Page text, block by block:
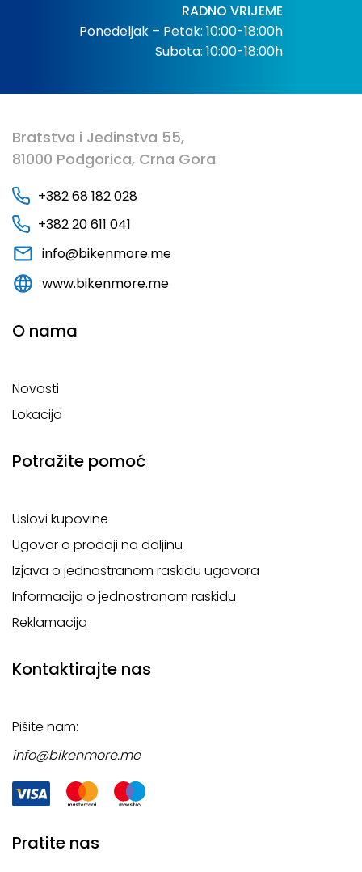
RADNO VRIJEME
Ponedeljak – Petak: 10:00-18:00h
Subota: 10:00-18:00h
Bratstva i Jedinstva 55,
81000 Podgorica, Crna Gora
+382 68 182 028
+382 20 611 041
info@bikenmore.me
www.bikenmore.me
O nama
Novosti
Lokacija
Potražite pomoć
Uslovi kupovine
Ugovor o prodaji na daljinu
Izjava o jednostranom raskidu ugovora
Informacija o jednostranom raskidu
Reklamacija
Kontaktirajte nas
Pišite nam:
info@bikenmore.me
Pratite nas